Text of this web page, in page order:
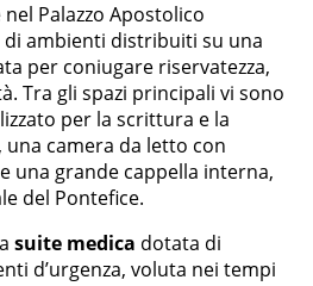
Palazzo Apostolico
ambienti distribuiti su una
per coniugare riservatezza,
Tra gli spazi principali vi sono
per la scrittura e la
camera da letto con
una grande cappella interna,
del Pontefice.
suite medica dotata di
d’urgenza, voluta nei tempi